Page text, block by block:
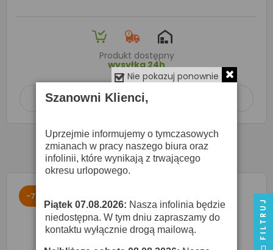
Produkt dostępny
wysyłka 24h
 Dodaj do koszyka
-71%
Nie pokazuj ponownie
Szanowni Klienci,
Uprzejmie informujemy o tymczasowych
zmianach w pracy naszego biura oraz
infolinii, które wynikają z trwającego
okresu urlopowego.
· Piątek 07.08.2026: Nasza infolinia będzie
niedostępna. W tym dniu zapraszamy do
kontaktu wyłącznie drogą mailową.
FILTRUJ